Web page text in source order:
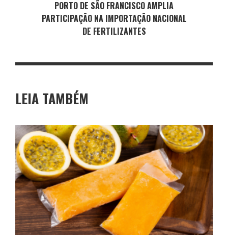
PORTO DE SÃO FRANCISCO AMPLIA
PARTICIPAÇÃO NA IMPORTAÇÃO NACIONAL
DE FERTILIZANTES
LEIA TAMBÉM